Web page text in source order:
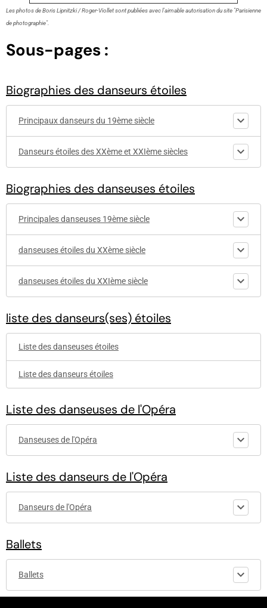
Les photos de Boris Lipnitzki / Roger-Viollet sont publiées avec l'aimable autorisation du site "Parisienne
de photographie".
Sous-pages :
Biographies des danseurs étoiles
Principaux danseurs du 19ème siècle
Danseurs étoiles des XXème et XXIème siècles
Biographies des danseuses étoiles
Principales danseuses 19ème siècle
danseuses étoiles du XXème siècle
danseuses étoiles du XXIème siècle
liste des danseurs(ses) étoiles
Liste des danseuses étoiles
Liste des danseurs étoiles
Liste des danseuses de l'Opéra
Danseuses de l'Opéra
Liste des danseurs de l'Opéra
Danseurs de l'Opéra
Ballets
Ballets